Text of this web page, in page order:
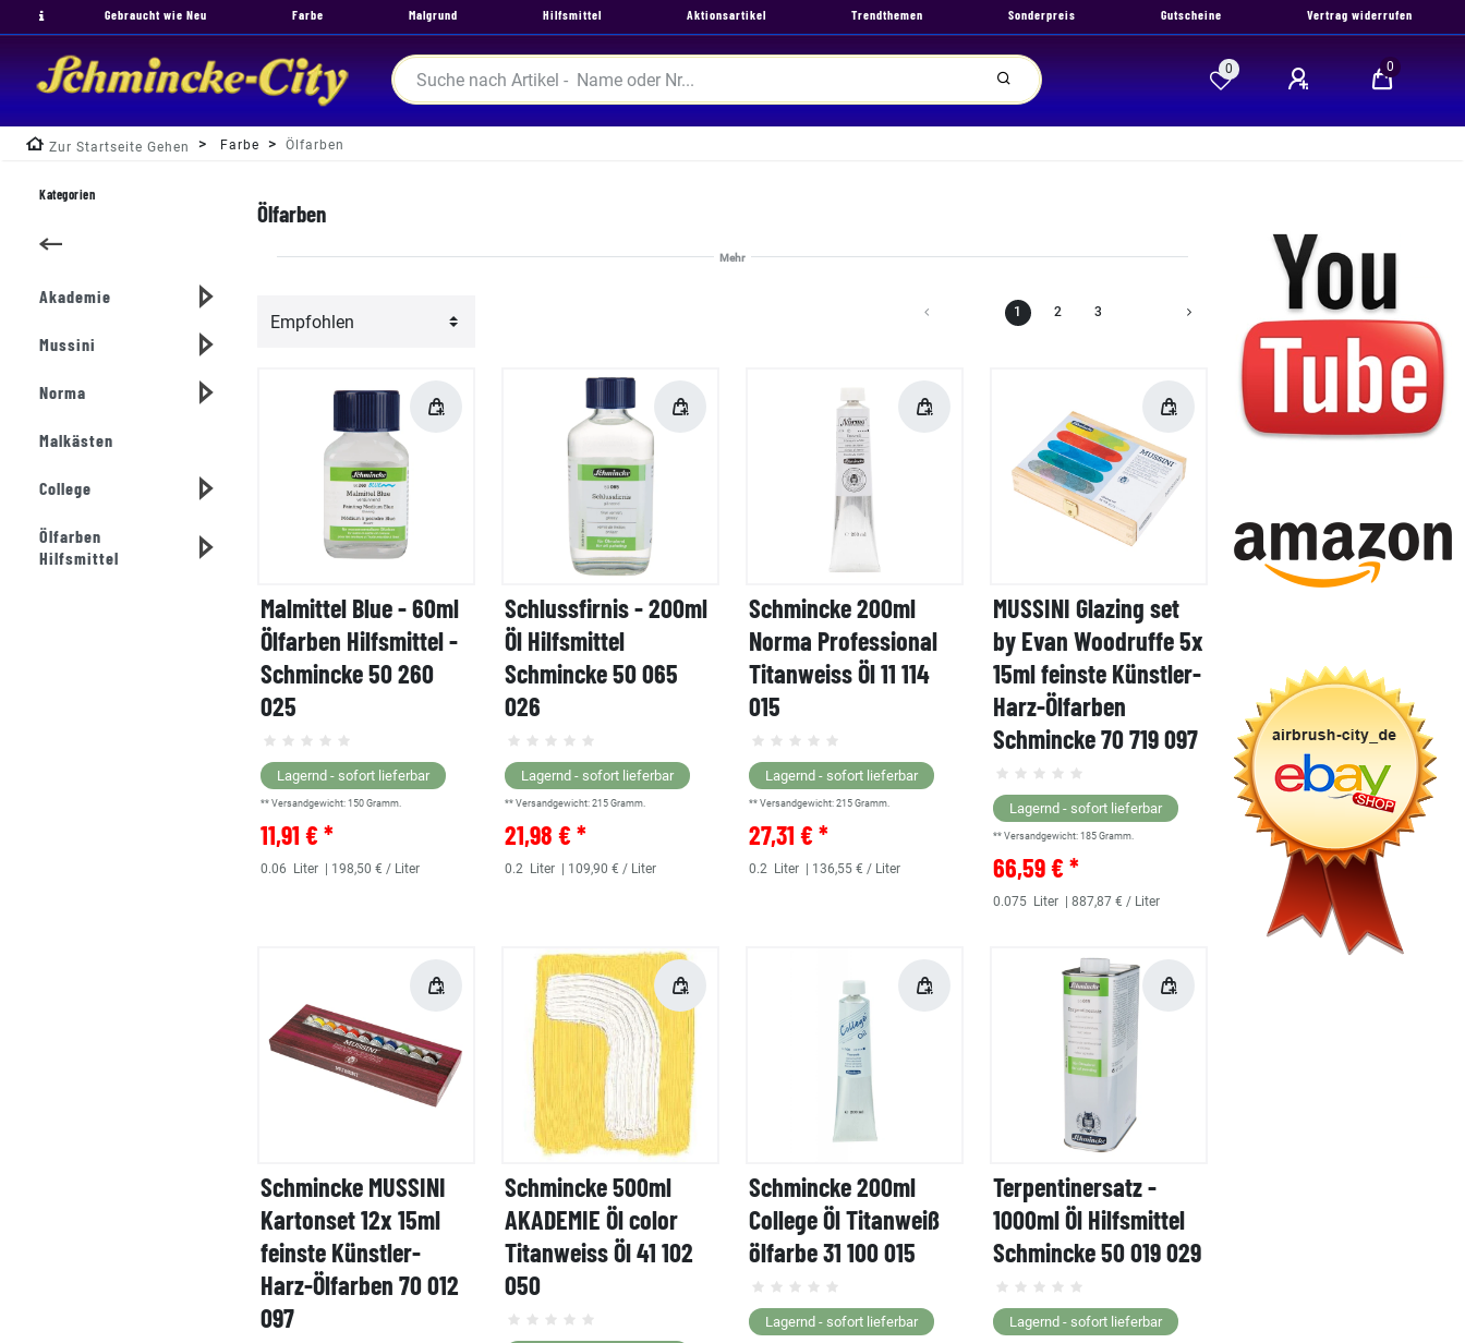
Gebraucht wie Neu Farbe Malgrund Hilfsmittel Aktionsartikel Trendthemen Sonderpreis Gutscheine Vertrag widerrufen
0 0
Zur Startseite Gehen Farbe Ölfarben
Ölfarben
1 2 3
Malmittel Blue - 60ml
Ölfarben Hilfsmittel -
Schmincke 50 260
025
Lagernd - sofort lieferbar
** Versandgewicht: 150 Gramm.
11,91 € *
0.06 Liter | 198,50 € / Liter
Schlussfirnis - 200ml
Öl Hilfsmittel
Schmincke 50 065
026
Lagernd - sofort lieferbar
** Versandgewicht: 215 Gramm.
21,98 € *
0.2 Liter | 109,90 € / Liter
Schmincke 200ml
Norma Professional
Titanweiss Öl 11 114
015
Lagernd - sofort lieferbar
** Versandgewicht: 215 Gramm.
27,31 € *
0.2 Liter | 136,55 € / Liter
MUSSINI Glazing set
by Evan Woodruffe 5x
15ml feinste Künstler-
Harz-Ölfarben
Schmincke 70 719 097
Lagernd - sofort lieferbar
** Versandgewicht: 185 Gramm.
66,59 € *
0.075 Liter | 887,87 € / Liter
Schmincke MUSSINI
Kartonset 12x 15ml
feinste Künstler-
Harz-Ölfarben 70 012
097
Schmincke 500ml
AKADEMIE Öl color
Titanweiss Öl 41 102
050
Schmincke 200ml
College Öl Titanweiß
ölfarbe 31 100 015
Lagernd - sofort lieferbar
Terpentinersatz -
1000ml Öl Hilfsmittel
Schmincke 50 019 029
Lagernd - sofort lieferbar
Kategorien
Akademie
Mussini
Norma
Malkästen
College
Ölfarben
Hilfsmittel